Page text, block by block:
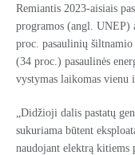
Remiantis 2023-aisiais
programos (angl. UNEP)
proc. pasaulinių
(34 proc.) pasaulinės
vystymas laikomas vienu
„Didžioji dalis pastatų
sukuriama būtent
naudojant elektrą